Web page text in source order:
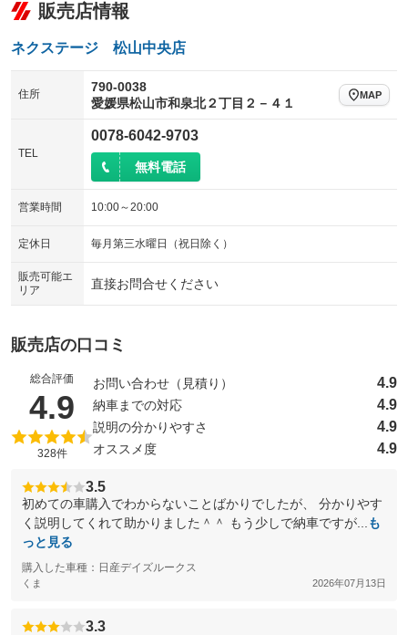
販売店情報
ネクステージ 松山中央店
住所
790-0038
愛媛県松山市和泉北２丁目２－４１
MAP
TEL
0078-6042-9703
無料電話
営業時間 10:00～20:00
定休日 毎月第三水曜日（祝日除く）
販売可能エ
リア
直接お問合せください
販売店の口コミ
総合評価
4.9 （5点満点中）
328件
お問い合わせ（見積り） 4.9
納車までの対応 4.9
説明の分かりやすさ 4.9
オススメ度 4.9
3.5
初めての車購入でわからないことばかりでしたが、 分かりやす
く説明してくれて助かりました＾＾ もう少しで納車ですが...
も
っと見る
購入した車種：日産デイズルークス
くま 2026年07月13日
3.3